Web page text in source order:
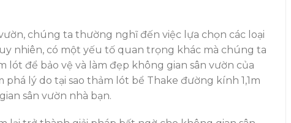
chúng ta thường nghĩ đến việc lựa chọn các loại
nhiên, có một yếu tố quan trọng khác mà chúng ta
lót để bảo vệ và làm đẹp không gian sân vườn của
lý do tại sao thảm lót bể Thake đường kính 1,1m
sân vườn nhà bạn.